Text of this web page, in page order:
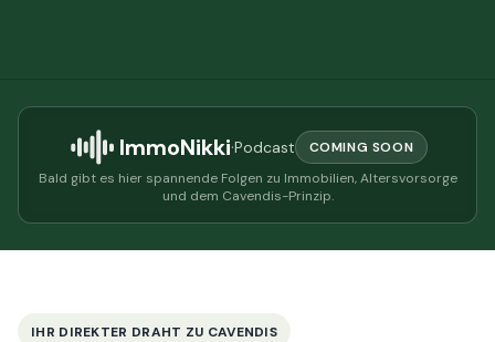
ImmoNikki·Podcast
COMING SOON
Bald gibt es hier spannende Folgen zu Immobilien, Altersvorsorge
und dem Cavendis-Prinzip.
IHR DIREKTER DRAHT ZU CAVENDIS